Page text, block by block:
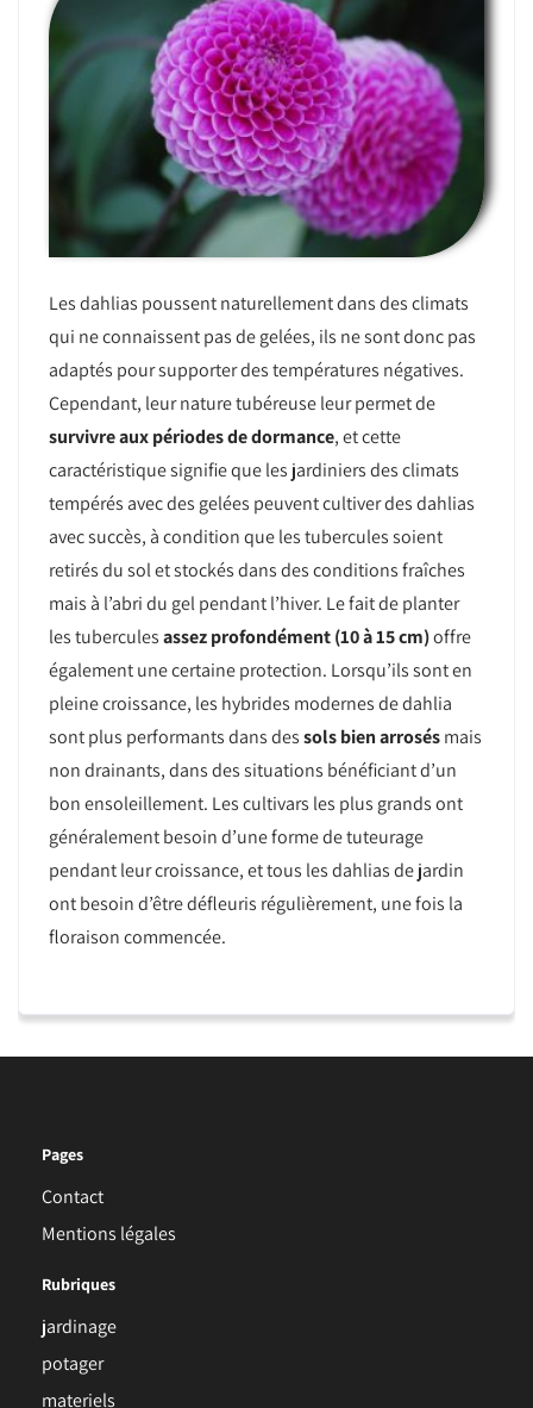
Les dahlias poussent naturellement dans des climats
qui ne connaissent pas de gelées, ils ne sont donc pas
adaptés pour supporter des températures négatives.
Cependant, leur nature tubéreuse leur permet de
survivre aux périodes de dormance, et cette
caractéristique signifie que les jardiniers des climats
tempérés avec des gelées peuvent cultiver des dahlias
avec succès, à condition que les tubercules soient
retirés du sol et stockés dans des conditions fraîches
mais à l’abri du gel pendant l’hiver. Le fait de planter
les tuberculesassez profondément (10 à 15 cm)offre
également une certaine protection. Lorsqu’ils sont en
pleine croissance, les hybrides modernes de dahlia
sont plus performants dans dessols bien arrosésmais
non drainants, dans des situations bénéficiant d’un
bon ensoleillement. Les cultivars les plus grands ont
généralement besoin d’une forme de tuteurage
pendant leur croissance, et tous les dahlias de jardin
ont besoin d’être défleuris régulièrement, une fois la
floraison commencée.
Pages
Contact
Mentions légales
Rubriques
jardinage
potager
materiels